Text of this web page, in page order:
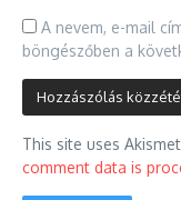
A nevem, e-mail
böngészőben a
This site uses
comment data is